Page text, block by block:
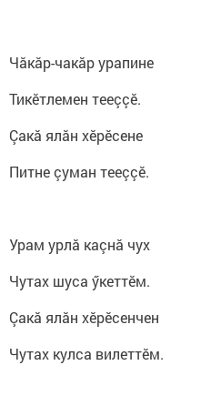
Чӑкӑр-чакӑр урапине
Тикӗтлемен тееççӗ.
Çакӑ ялӑн хӗрӗсене
Питне çуман тееççӗ.
Урам урлӑ каçнӑ чух
Чутах шуса ӳкеттӗм.
Çакă ялӑн хӗрӗсенчен
Чутах кулса вилеттӗм.